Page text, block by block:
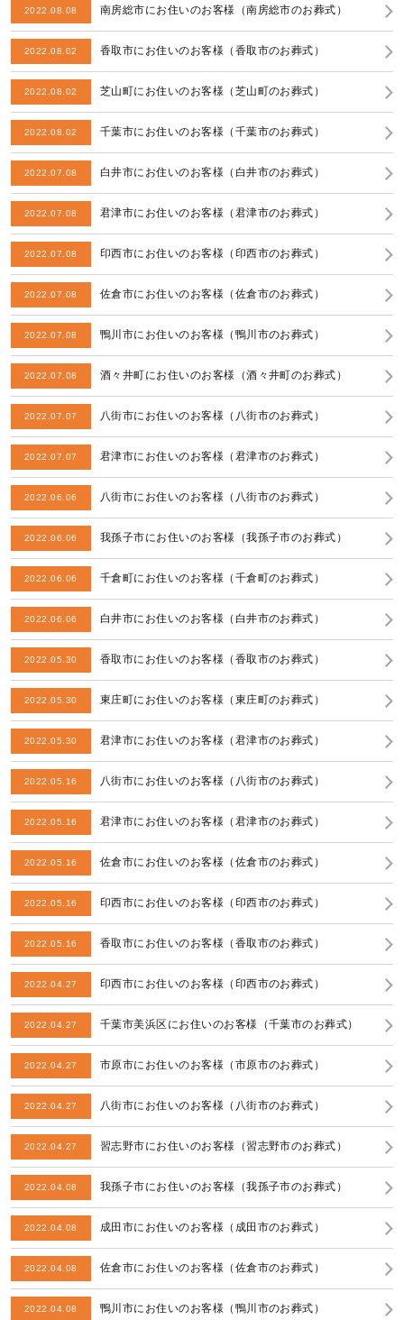
2022.08.08 南房総市にお住いのお客様（南房総市のお葬式）
2022.08.02 香取市にお住いのお客様（香取市のお葬式）
2022.08.02 芝山町にお住いのお客様（芝山町のお葬式）
2022.08.02 千葉市にお住いのお客様（千葉市のお葬式）
2022.07.08 白井市にお住いのお客様（白井市のお葬式）
2022.07.08 君津市にお住いのお客様（君津市のお葬式）
2022.07.08 印西市にお住いのお客様（印西市のお葬式）
2022.07.08 佐倉市にお住いのお客様（佐倉市のお葬式）
2022.07.08 鴨川市にお住いのお客様（鴨川市のお葬式）
2022.07.08 酒々井町にお住いのお客様（酒々井町のお葬式）
2022.07.07 八街市にお住いのお客様（八街市のお葬式）
2022.07.07 君津市にお住いのお客様（君津市のお葬式）
2022.06.06 八街市にお住いのお客様（八街市のお葬式）
2022.06.06 我孫子市にお住いのお客様（我孫子市のお葬式）
2022.06.06 千倉町にお住いのお客様（千倉町のお葬式）
2022.06.06 白井市にお住いのお客様（白井市のお葬式）
2022.05.30 香取市にお住いのお客様（香取市のお葬式）
2022.05.30 東庄町にお住いのお客様（東庄町のお葬式）
2022.05.30 君津市にお住いのお客様（君津市のお葬式）
2022.05.16 八街市にお住いのお客様（八街市のお葬式）
2022.05.16 君津市にお住いのお客様（君津市のお葬式）
2022.05.16 佐倉市にお住いのお客様（佐倉市のお葬式）
2022.05.16 印西市にお住いのお客様（印西市のお葬式）
2022.05.16 香取市にお住いのお客様（香取市のお葬式）
2022.04.27 印西市にお住いのお客様（印西市のお葬式）
2022.04.27 千葉市美浜区にお住いのお客様（千葉市のお葬式）
2022.04.27 市原市にお住いのお客様（市原市のお葬式）
2022.04.27 八街市にお住いのお客様（八街市のお葬式）
2022.04.27 習志野市にお住いのお客様（習志野市のお葬式）
2022.04.08 我孫子市にお住いのお客様（我孫子市のお葬式）
2022.04.08 成田市にお住いのお客様（成田市のお葬式）
2022.04.08 佐倉市にお住いのお客様（佐倉市のお葬式）
2022.04.08 鴨川市にお住いのお客様（鴨川市のお葬式）